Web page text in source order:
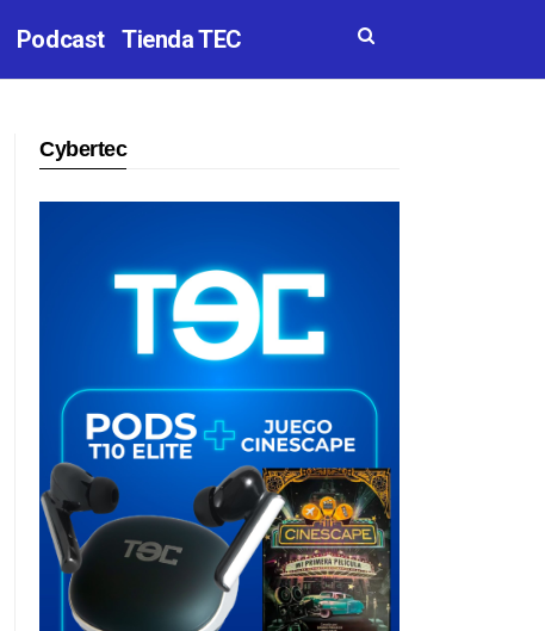
Podcast Tienda TEC
Cybertec